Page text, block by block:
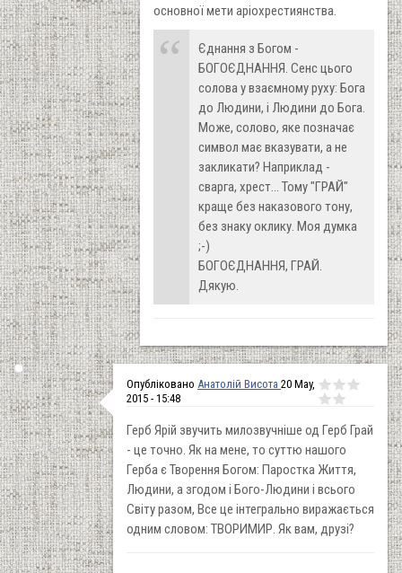
основної мети аріохрестиянства.
Єднання з Богом -
БОГОЄДНАННЯ. Сенс цього
солова у взаємному руху: Бога
до Людини, і Людини до Бога.
Може, солово, яке позначає
символ має вказувати, а не
закликати? Наприклад -
сварга, хрест... Тому "ГРАЙ"
краще без наказового тону,
без знаку оклику. Моя думка
;-)
БОГОЄДНАННЯ, ГРАЙ.
Дякую.
Опубліковано Анатолій Висота 20 May,
2015 - 15:48
Герб Ярій звучить милозвучніше од Герб Грай
- це точно. Як на мене, то суттю нашого
Герба є Творення Богом: Паростка Життя,
Людини, а згодом і Бого-Людини і всього
Світу разом, Все це інтегрально виражається
одним словом: ТВОРИМИР. Як вам, друзі?